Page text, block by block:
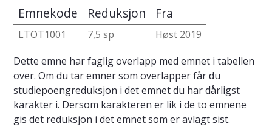
Emnekode Reduksjon Fra
LTOT1001 7,5 sp
Høst 2019
Dette emne har faglig overlapp med emnet i tabellen
over. Om du tar emner som overlapper får du
studiepoengreduksjon i det emnet du har dårligst
karakter i. Dersom karakteren er lik i de to emnene
gis det reduksjon i det emnet som er avlagt sist.